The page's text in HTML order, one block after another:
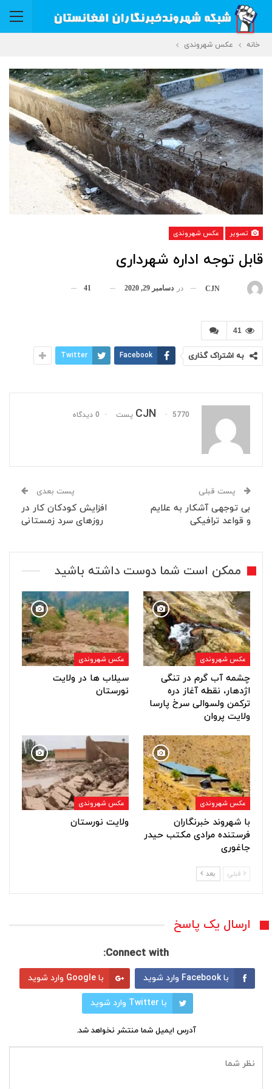
خانه عکس شهروندی
تصویر عکس شهروندی
قابل توجه اداره شهرداری
CJN در دسامبر 29, 2020 41
41
به اشتراک گذاری Facebook
Twitter
CJN 5770 پست 0 دیدگاه
پست قبلی
بی توجهی آشکار به علایم
و قواعد ترافیکی
پست بعدی
افزایش کودکان کار در
روزهای سرد زمستانی
ممکن است شما دوست داشته باشید
عکس شهروندی
چشمه آب گرم در تنگی
اژدهار، نقطه آغاز دره
ترکمن ولسوالی سرخ پارسا
ولایت پروان
عکس شهروندی
سیلاب ها در ولایت
نورستان
عکس شهروندی
با شهروند خبرنگاران
فرستنده مرادی مکتب حیدر
جاغوری
عکس شهروندی
ولایت نورستان
قبلی بعد
ارسال یک پاسخ
Connect with:
با Facebook وارد شوید با Google وارد شوید
با Twitter وارد شوید
آدرس ایمیل شما منتشر نخواهد شد.